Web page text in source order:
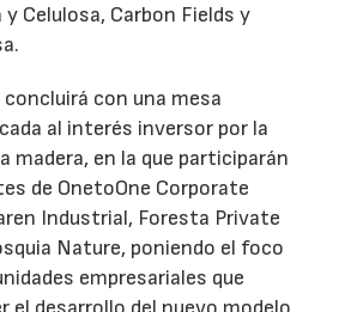
y Celulosa, Carbon Fields y
con una mesa
al interés inversor por la
madera, en la que participarán
de OnetoOne Corporate
Industrial, Foresta Private
Nature, poniendo el foco
empresariales que